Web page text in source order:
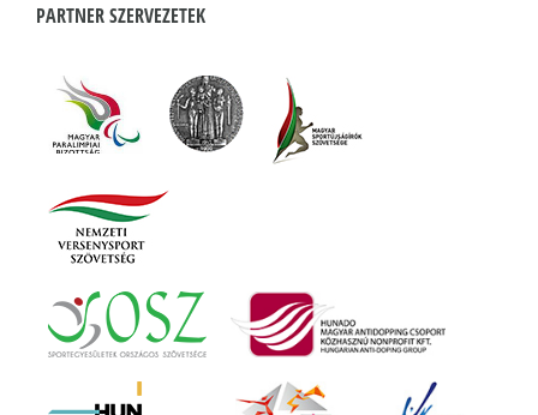
PARTNER SZERVEZETEK